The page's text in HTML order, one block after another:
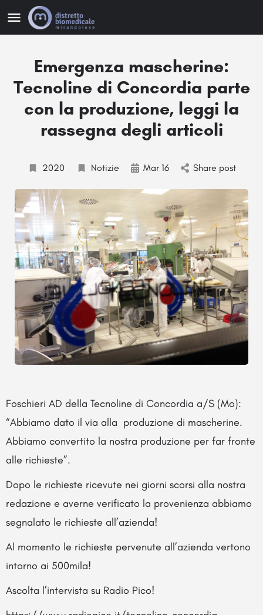
Emergenza mascherine:
Tecnoline di Concordia parte
con la produzione, leggi la
rassegna degli articoli
2020 Notizie Mar 16 Share post
Foschieri AD della Tecnoline di Concordia a/S (Mo):
“Abbiamo dato il via alla produzione di mascherine.
Abbiamo convertito la nostra produzione per far fronte
alle richieste”.
Dopo le richieste ricevute nei giorni scorsi alla nostra
redazione e averne verificato la provenienza abbiamo
segnalato le richieste all’azienda!
Al momento le richieste pervenute all’azienda vertono
intorno ai 500mila!
Ascolta l’intervista su Radio Pico!